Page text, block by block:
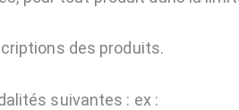
des produits.
suivantes : ex :